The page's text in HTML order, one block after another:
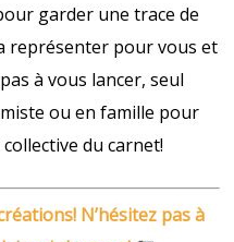
garder une trace de
représenter pour vous et
à vous lancer, seul
ou en famille pour
du carnet!
N’hésitez pas à